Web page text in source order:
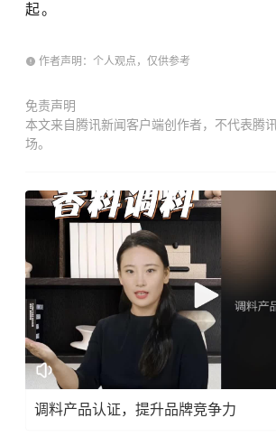
起。
作者声明：个人观点，仅供参考
免责声明
本文来自腾讯新闻客户端创作者，不代表腾
场。
调料产品认证，提升品牌竞争力